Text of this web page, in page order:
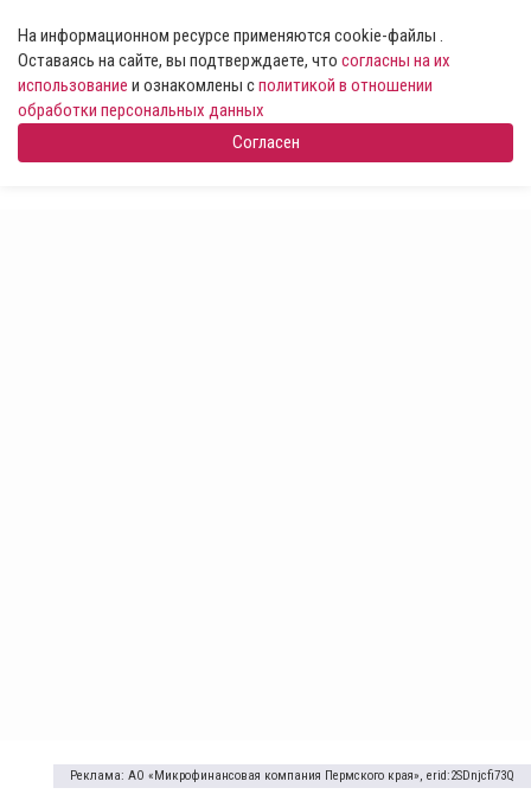
На информационном ресурсе применяются cookie-файлы .
Оставаясь на сайте, вы подтверждаете, что согласны на их
использование и ознакомлены сполитикой в отношении
обработки персональных данных
Согласен
Реклама: АО «Микрофинансовая компания Пермского края», erid:2SDnjcfi73Q